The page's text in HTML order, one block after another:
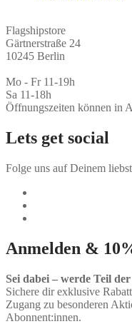
Flagshipstore
Gärtnerstraße 24
10245 Berlin
Mo - Fr 11-19h
Sa 11-18h
Öffnungszeiten können in
Lets get social
Folge uns auf Deinem
Anmelden &
Sei dabei – werde Teil
Sichere dir exklusive
Zugang zu besonderen
Abonnent:innen.